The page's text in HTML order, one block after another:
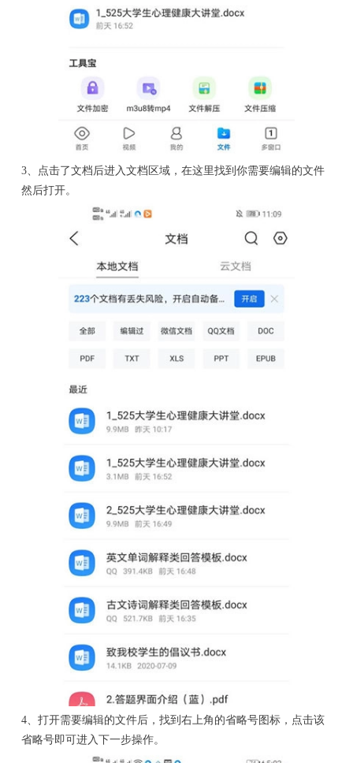
3、点击了文档后进入文档区域，在这里找到你需要编辑的文件
然后打开。
4、打开需要编辑的文件后，找到右上角的省略号图标，点击该
省略号即可进入下一步操作。